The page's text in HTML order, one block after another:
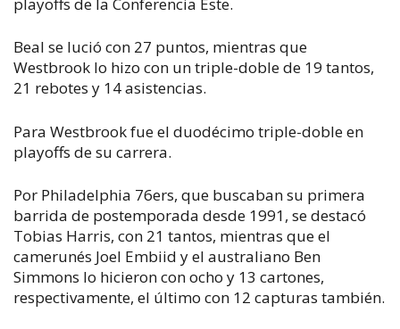
Beal se lució con 27 puntos, mientras que
Westbrook lo hizo con un triple-doble de 19 tantos,
21 rebotes y 14 asistencias.
Para Westbrook fue el duodécimo triple-doble en
playoffs de su carrera.
Por Philadelphia 76ers, que buscaban su primera
barrida de postemporada desde 1991, se destacó
Tobias Harris, con 21 tantos, mientras que el
camerunés Joel Embiid y el australiano Ben
Simmons lo hicieron con ocho y 13 cartones,
respectivamente, el último con 12 capturas también.